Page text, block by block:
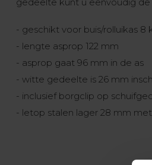
- geschikt voor buis/rolluikas 8
- lengte asprop 122 mm
- asprop gaat 96 mm in de as
- witte gedeelte is 26 mm
- inclusief borgclip op
- letop stalen lager 28 mm